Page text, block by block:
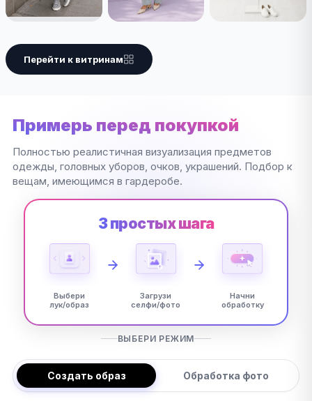
Перейти к витринам
Примерь перед покупкой
Полностью реалистичная визуализация предметов
одежды, головных уборов, очков, украшений. Подбор к
вещам, имеющимся в гардеробе.
3 простых шага
Выбери
лук/образ
Загрузи
селфи/фото
Начни
обработку
ВЫБЕРИ РЕЖИМ
Создать образ Обработка фото